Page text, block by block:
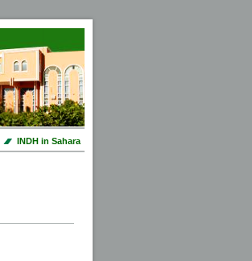
INDH in Sahara